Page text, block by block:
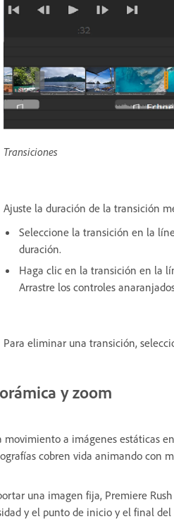
Transiciones
Ajuste la duración de la transición
Seleccione la transición en la
duración.
Haga clic en la transición en la
Arrastre los controles
Para eliminar una transición,
y zoom
movimiento a imágenes estáticas
cobren vida animando con
una imagen fija, Premiere
y el punto de inicio y el final del